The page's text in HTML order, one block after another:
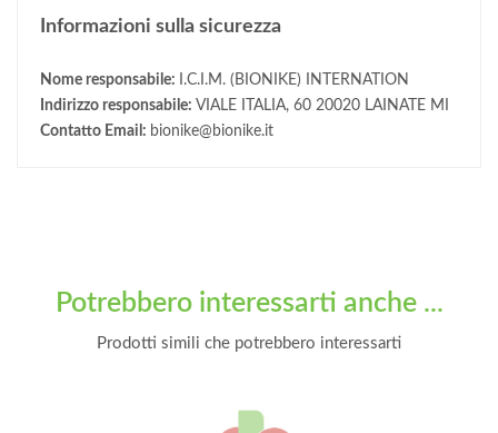
Informazioni sulla sicurezza
Nome responsabile:
I.C.I.M. (BIONIKE) INTERNATION
Indirizzo responsabile: VIALE ITALIA, 60 20020 LAINATE MI
Contatto Email: bionike@bionike.it
Potrebbero interessarti anche ...
Prodotti simili che potrebbero interessarti